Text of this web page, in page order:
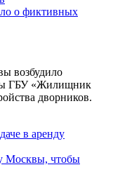
о фиктивных
возбудило
ГБУ «Жилищник
дворников.
Москвы, чтобы